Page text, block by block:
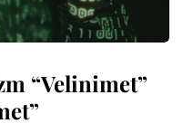
“Velinimet”